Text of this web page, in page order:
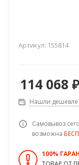
Артикул: 155814
114 068 ₽
Нашли
Самовывоз
возможна
100%